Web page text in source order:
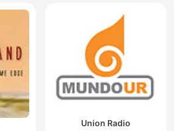
Union Radio